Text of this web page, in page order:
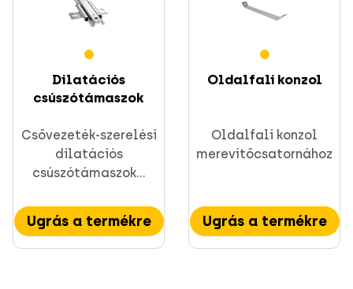
Dilatációs
csúszótámaszok
Csővezeték-szerelési
dilatációs
csúszótámaszok...
Ugrás a termékre
Oldalfali konzol
Oldalfali konzol
merevítőcsatornához
Ugrás a termékre